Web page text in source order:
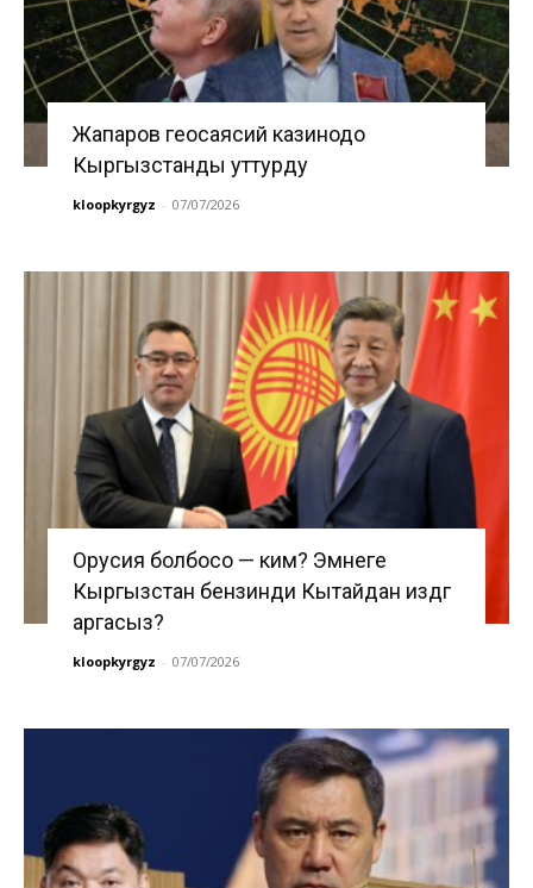
Жапаров геосаясий казинодо
Кыргызстанды уттурду
kloopkyrgyz - 07/07/2026
Орусия болбосо — ким? Эмнеге
Кыргызстан бензинди Кытайдан издөөгө
аргасыз?
kloopkyrgyz - 07/07/2026